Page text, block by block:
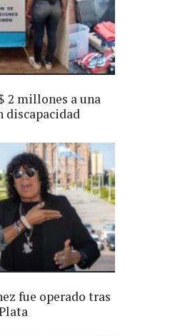
2 millones a una
discapacidad
fue operado tras